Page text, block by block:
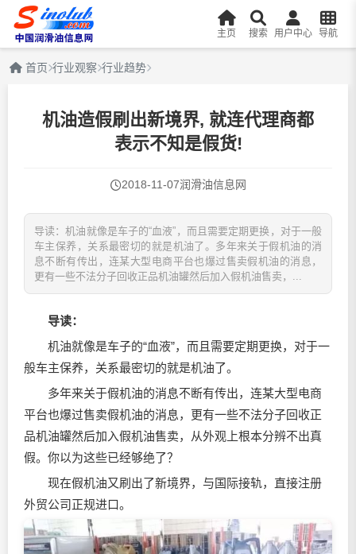
主页 搜索 用户中心 导航
首页 行业观察 行业趋势
机油造假刷出新境界, 就连代理商都
表示不知是假货!
2018-11-07润滑油信息网
导读：机油就像是车子的“血液”，而且需要定期更换，对于一般
车主保养，关系最密切的就是机油了。多年来关于假机油的消
息不断有传出，连某大型电商平台也爆过售卖假机油的消息，
更有一些不法分子回收正品机油罐然后加入假机油售卖，...
导读：
机油就像是车子的“血液”，而且需要定期更换，对于一
般车主保养，关系最密切的就是机油了。
多年来关于假机油的消息不断有传出，连某大型电商
平台也爆过售卖假机油的消息，更有一些不法分子回收正
品机油罐然后加入假机油售卖，从外观上根本分辨不出真
假。你以为这些已经够绝了？
现在假机油又刷出了新境界，与国际接轨，直接注册
外贸公司正规进口。